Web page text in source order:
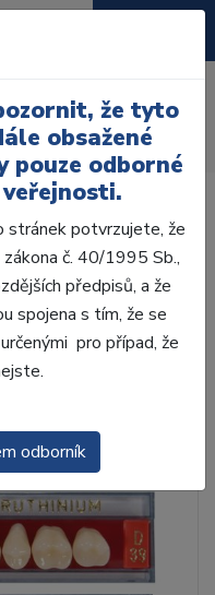
B3
že tyto
obsažené
pouze odborné
stránek potvrzujete, že
č. 40/1995 Sb.,
předpisů, a že
spojena s tím, že se
pro případ, že
odborník